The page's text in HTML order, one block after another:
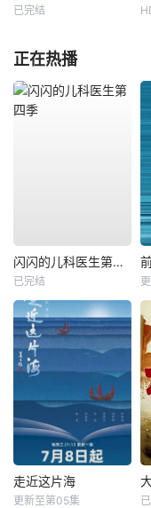
已完结
正在热播
闪闪的儿科医生第四季
已完结
走近这片海
更新至第05集